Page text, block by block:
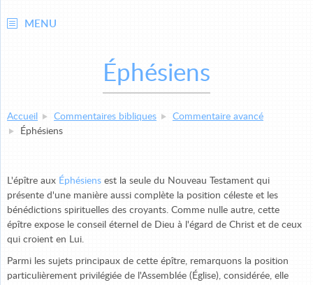
MENU
Éphésiens
Accueil Commentaires bibliques
Commentaire avancé
Éphésiens
L'épître aux Éphésiens est la seule du Nouveau Testament qui
présente d'une manière aussi complète la position céleste et les
bénédictions spirituelles des croyants. Comme nulle autre, cette
épître expose le conseil éternel de Dieu à l'égard de Christ et de ceux
qui croient en Lui.
Parmi les sujets principaux de cette épître, remarquons la position
particulièrement privilégiée de l'Assemblée (Église), considérée, elle